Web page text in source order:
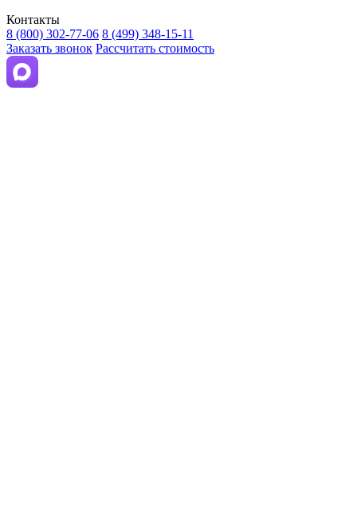
Контакты
8 (800) 302-77-06 8 (499) 348-15-11
Заказать звонок Рассчитать стоимость